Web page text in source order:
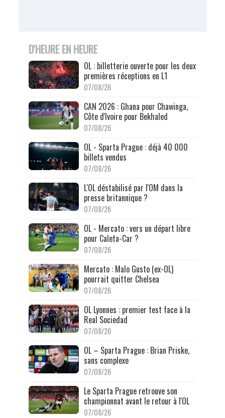
D'HEURE EN HEURE
OL : billetterie ouverte pour les deux
premières réceptions en L1
07/08/26
CAN 2026 : Ghana pour Chawinga,
Côte d'Ivoire pour Bekhaled
07/08/26
OL - Sparta Prague : déjà 40 000
billets vendus
07/08/26
L'OL déstabilisé par l'OM dans la
presse britannique ?
07/08/26
OL - Mercato : vers un départ libre
pour Caleta-Car ?
07/08/26
Mercato : Malo Gusto (ex-OL)
pourrait quitter Chelsea
07/08/26
OL Lyonnes : premier test face à la
Real Sociedad
07/08/26
OL – Sparta Prague : Brian Priske,
sans complexe
07/08/26
Le Sparta Prague retrouve son
championnat avant le retour à l'OL
07/08/26